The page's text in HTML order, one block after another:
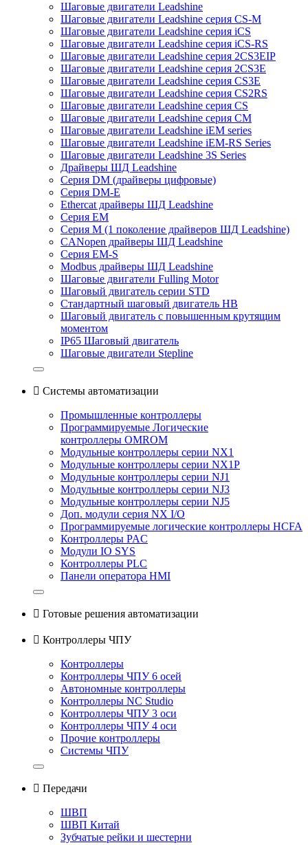
Шаговые двигатели Leadshine
Шаговые двигатели Leadshine серия CS-M
Шаговые двигатели Leadshine серия iCS
Шаговые двигатели Leadshine серия iCS-RS
Шаговые двигатели Leadshine серия 2CS3EIP
Шаговые двигатели Leadshine серия 2CS3E
Шаговые двигатели Leadshine серия CS3E
Шаговые двигатели Leadshine серия CS2RS
Шаговые двигатели Leadshine серия CS
Шаговые двигатели Leadshine серия CM
Шаговые двигатели Leadshine iEM series
Шаговые двигатели Leadshine iEM-RS Series
Шаговые двигатели Leadshine 3S Series
Драйверы ШД Leadshine
Серия DM (драйверы цифровые)
Серия DM-E
Ethercat драйверы ШД Leadshine
Серия EM
Серия M (1 поколение драйверов ШД Leadshine)
CANopen драйверы ШД Leadshine
Серия EM-S
Modbus драйверы ШД Leadshine
Шаговые двигатели Fulling Motor
Шаговый двигатель серии STD
Стандартный шаговый двигатель HB
Шаговый двигатель с повышенным крутящим
моментом
IP65 Шаговый двигатель
Шаговые двигатели Stepline
 Системы автоматизации
Промышленные контроллеры
Программируемые Логические
контроллеры OMROM
Модульные контроллеры серии NX1
Модульные контроллеры серии NX1P
Модульные контроллеры серии NJ1
Модульные контроллеры серии NJ3
Модульные контроллеры серии NJ5
Доп. модули серия NX I/O
Программируемые логические контроллеры HCFA
Контроллеры PAC
Модули IO SYS
Контроллеры PLC
Панели оператора HMI
 Готовые решения автоматизации
 Контроллеры ЧПУ
Контроллеры
Контроллеры ЧПУ 6 осей
Автономные контроллеры
Контроллеры NC Studio
Контроллеры ЧПУ 3 оси
Контроллеры ЧПУ 4 оси
Прочие контроллеры
Системы ЧПУ
 Передачи
ШВП
ШВП Китай
Зубчатые рейки и шестерни